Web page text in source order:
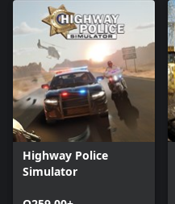
Highway Police
Simulator